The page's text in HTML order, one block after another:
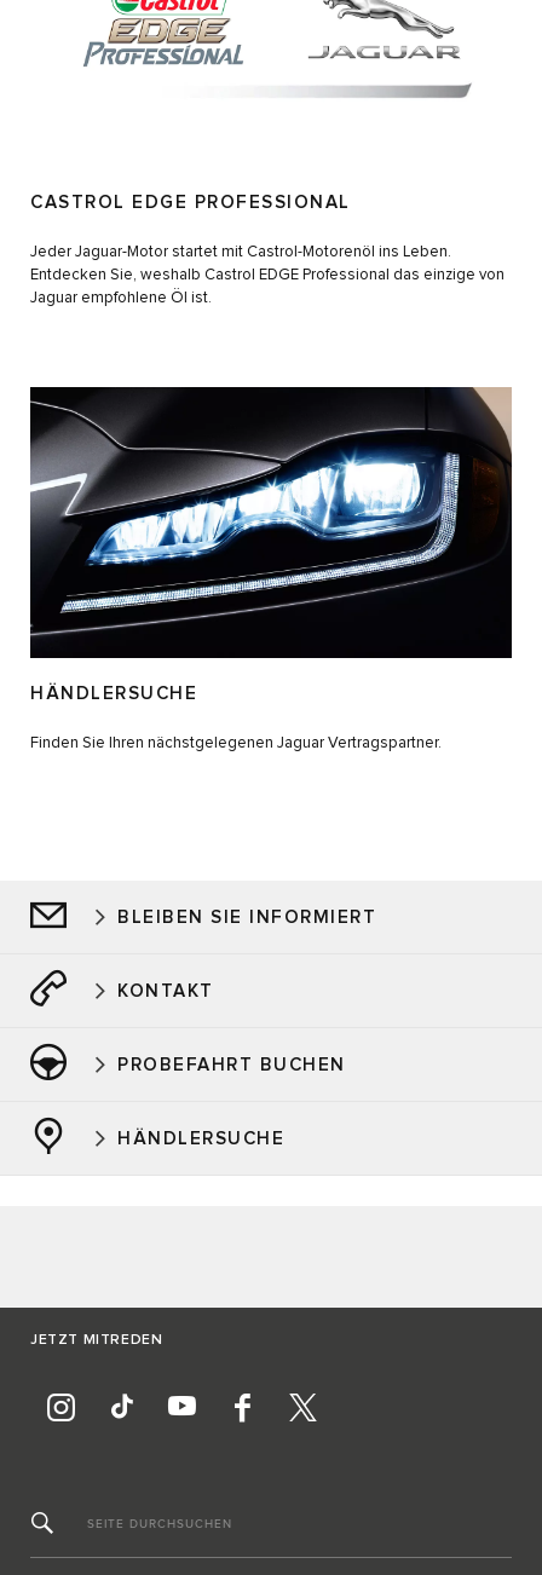
CASTROL EDGE PROFESSIONAL
Jeder Jaguar-Motor startet mit Castrol-Motorenöl ins Leben.
Entdecken Sie, weshalb Castrol EDGE Professional das einzige von
Jaguar empfohlene Öl ist.
HÄNDLERSUCHE
Finden Sie Ihren nächstgelegenen Jaguar Vertragspartner.
BLEIBEN SIE INFORMIERT
KONTAKT
PROBEFAHRT BUCHEN
HÄNDLERSUCHE
JETZT MITREDEN
SEITE DURCHSUCHEN